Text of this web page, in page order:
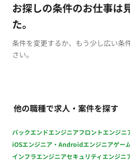
お探しの条件のお仕事は
た。
条件を変更するか、もう少し広い条
さい。
他の職種で求人・案件を探す
バックエンドエンジニアフロントエンジニ
iOSエンジニア・Androidエンジニアゲー
インフラエンジニアセキュリティエンジニ